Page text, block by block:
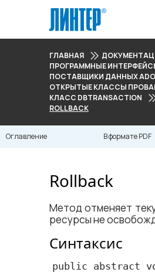
ГЛАВНАЯ
ПРОГРАММНЫЕ
ПОСТАВЩИКИ ДАННЫХ
ОТКРЫТЫЕ КЛАССЫ
КЛАСС DBTRANSACTION
ROLLBACK
Оглавление В формате PDF
Rollback
Метод отменяет
ресурсы не
Синтаксис
public abstract